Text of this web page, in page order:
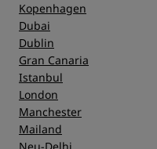
Kopenhagen
Dubai
Dublin
Gran Canaria
Istanbul
London
Manchester
Mailand